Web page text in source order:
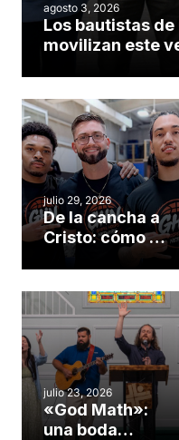
agosto 3, 2026
Los bautistas
movilizan este
julio 29, 2026
De la cancha a
Cristo: cómo el
gimnasio de
Cary se
convirtió en un
insólito campo
misionero te
cuento
julio 23, 2026
«God Math»:
una boda